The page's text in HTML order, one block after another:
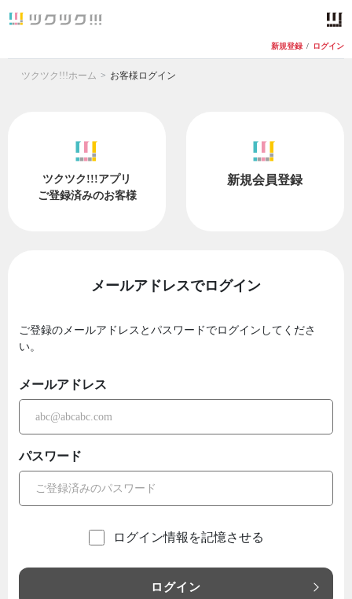
新規登録 / ログイン
ツクツク!!!ホーム お客様ログイン
ツクツク!!!アプリ
ご登録済みのお客様
新規会員登録
メールアドレスでログイン
ご登録のメールアドレスとパスワードでログインしてくださ
い。
メールアドレス
パスワード
ログイン情報を記憶させる
ログイン